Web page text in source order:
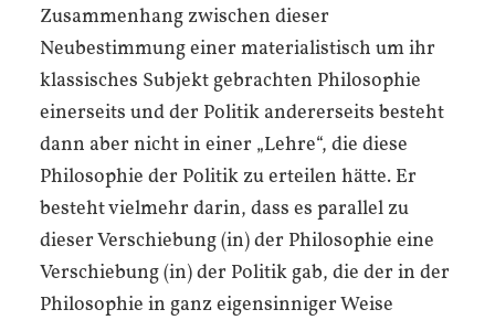
Zusammenhang zwischen dieser
Neubestimmung einer materialistisch um ihr
klassisches Subjekt gebrachten Philosophie
einerseits und der Politik andererseits besteht
dann aber nicht in einer „Lehre“, die diese
Philosophie der Politik zu erteilen hätte. Er
besteht vielmehr darin, dass es parallel zu
dieser Verschiebung (in) der Philosophie eine
Verschiebung (in) der Politik gab, die der in der
Philosophie in ganz eigensinniger Weise